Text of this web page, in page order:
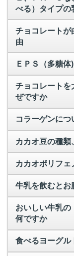
べる）タイプの
チョコレートが
由
ＥＰＳ（多糖
チョコレートを
ぜですか
コラーゲンにつ
カカオ豆の種
カカオポリフ
牛乳を飲むとお
おいしい牛乳の
何ですか
食べるヨーグル